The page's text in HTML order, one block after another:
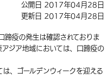
日本語
つける
る
公開日 2017年04月28日
更新日 2017年04月28日
疫の発生は確認されておりま
ジア地域においては、口蹄疫の
、ゴールデンウィークを迎える